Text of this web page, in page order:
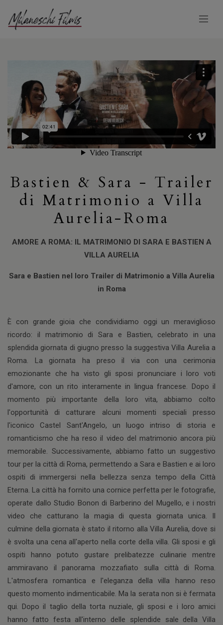
Bastien & Sara - Trailer
di Matrimonio a Villa
Aurelia-Roma
AMORE A ROMA: IL MATRIMONIO DI SARA E BASTIEN A
VILLA AURELIA
Sara e Bastien nel loro Trailer di Matrimonio a Villa Aurelia
in Roma
È con grande gioia che condividiamo oggi un meraviglioso
ricordo: il matrimonio di Sara e Bastien, celebrato in una
splendida giornata di giugno presso la suggestiva Villa Aurelia a
Roma. La giornata ha preso il via con una cerimonia
emozionante che ha visto gli sposi pronunciare i loro voti
d'amore, con un rito interamente in lingua francese. Dopo il
momento più importante della loro vita, abbiamo colto
l'opportunità di catturare alcuni momenti speciali presso
l'iconico Castel Sant'Angelo, un luogo intriso di storia e
romanticismo che ha reso il video del matrimonio ancora più
memorabile. Successivamente, abbiamo fatto un suggestivo
tour per la città di Roma, permettendo a Sara e Bastien e ai loro
ospiti di immergersi nella bellezza senza tempo della Città
Eterna. La città ha fornito una cornice perfetta per le fotografie,
operate dallo Studio Bonon di Barberino del Mugello, e i nostri
video che catturano la magia di questa giornata unica. Il
culmine della giornata è stato il ritorno alla Villa Aurelia, dove si
è svolta una cena all'aperto nella corte della villa. Gli sposi e gli
ospiti hanno potuto gustare prelibatezze culinarie mentre
ammiravano il panorama mozzafiato sulla città di Roma.
L'atmosfera romantica e l'eleganza della villa hanno reso
questo momento indimenticabile. Ma la serata non si è fermata
qui. Dopo il taglio della torta nuziale, gli sposi e i loro amici
hanno fatto festa all'interno delle splendide sale della Villa